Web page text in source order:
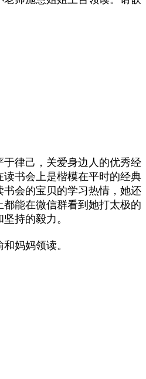
于律己，关爱身边人的优秀经
书会上是楷模在平时的经典
会的宝贝的学习热情，她还
能在微信群看到她打太极的
持的毅力。
妈妈领读。